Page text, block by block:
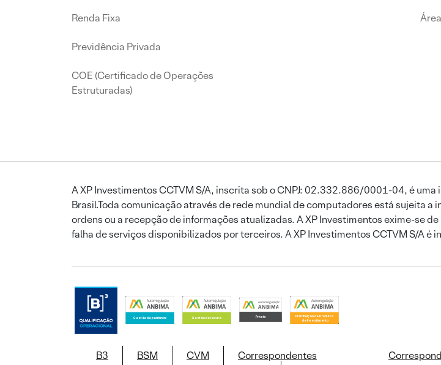
Renda Fixa
Previdência Privada
COE (Certificado de Operações
Estruturadas)
A XP Investimentos CCTVM S/A, inscrita sob o CNPJ: 02.332.886/0001-04, é
Brasil.Toda comunicação através de rede mundial de computadores está sujeita
ordens ou a recepção de informações atualizadas. A XP Investimentos exime-se
falha de serviços disponibilizados por terceiros. A XP Investimentos CCTVM S/A
B3 BSM CVM
Correspondentes